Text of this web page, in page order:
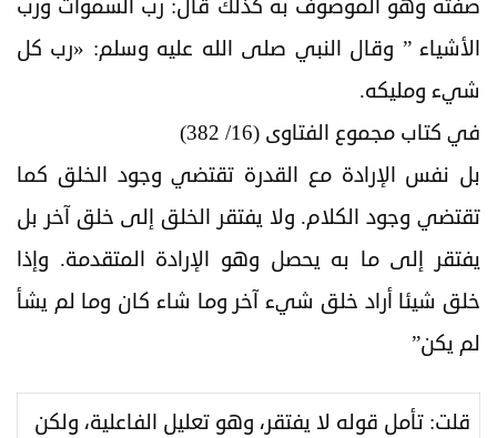
صفته وهو الموصوف به كذلك قال: رب السموات ورب
الأشياء ” وقال النبي صلى الله عليه وسلم: «رب كل
شيء ومليكه.
في كتاب مجموع الفتاوى (16/ 382)
بل نفس الإرادة مع القدرة تقتضي وجود الخلق كما
تقتضي وجود الكلام. ولا يفتقر الخلق إلى خلق آخر بل
يفتقر إلى ما به يحصل وهو الإرادة المتقدمة. وإذا
خلق شيئا أراد خلق شيء آخر وما شاء كان وما لم يشأ
لم يكن”
قلت: تأمل قوله لا يفتقر، وهو تعليل الفاعلية، ولكن